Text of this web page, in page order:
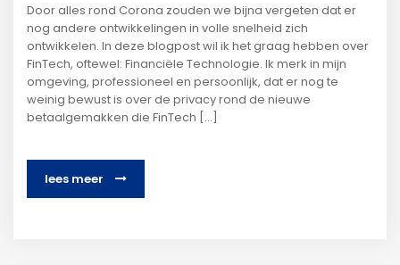
Door alles rond Corona zouden we bijna vergeten dat er
nog andere ontwikkelingen in volle snelheid zich
ontwikkelen. In deze blogpost wil ik het graag hebben over
FinTech, oftewel: Financiële Technologie. Ik merk in mijn
omgeving, professioneel en persoonlijk, dat er nog te
weinig bewust is over de privacy rond de nieuwe
betaalgemakken die FinTech […]
lees meer